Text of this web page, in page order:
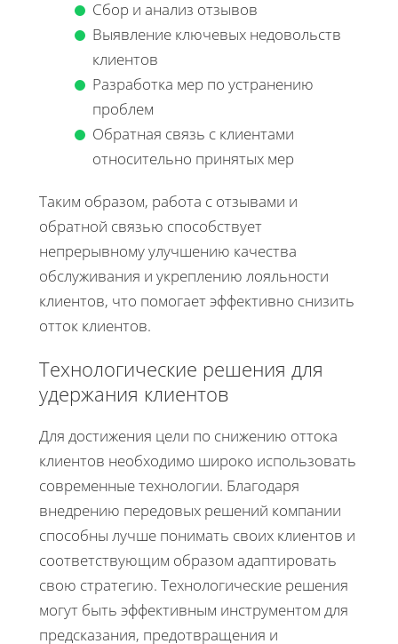
Сбор и анализ отзывов
Выявление ключевых недовольств
клиентов
Разработка мер по устранению
проблем
Обратная связь с клиентами
относительно принятых мер
Таким образом, работа с отзывами и
обратной связью способствует
непрерывному улучшению качества
обслуживания и укреплению лояльности
клиентов, что помогает эффективно снизить
отток клиентов.
Технологические решения для
удержания клиентов
Для достижения цели по снижению оттока
клиентов необходимо широко использовать
современные технологии. Благодаря
внедрению передовых решений компании
способны лучше понимать своих клиентов и
соответствующим образом адаптировать
свою стратегию. Технологические решения
могут быть эффективным инструментом для
предсказания, предотвращения и